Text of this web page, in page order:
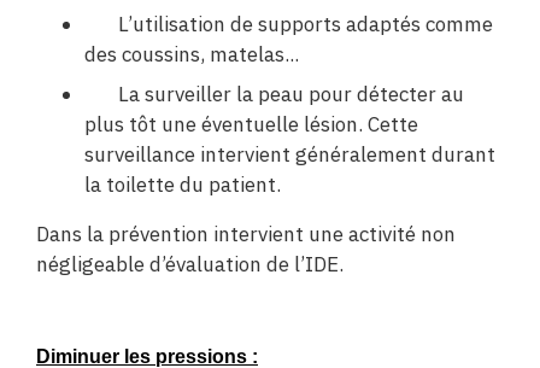
L’utilisation de supports adaptés comme
des coussins, matelas...
La surveiller la peau pour détecter au
plus tôt une éventuelle lésion. Cette
surveillance intervient généralement durant
la toilette du patient.
Dans la prévention intervient une activité non
négligeable d’évaluation de l’IDE.
Diminuer les pressions :